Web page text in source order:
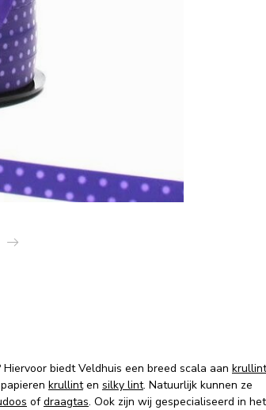
Hiervoor biedt Veldhuis een breed scala aan krullint
krullinten silky lint. Natuurlijk kunnen ze
ofdraagtas. Ook zijn wij gespecialiseerd in het